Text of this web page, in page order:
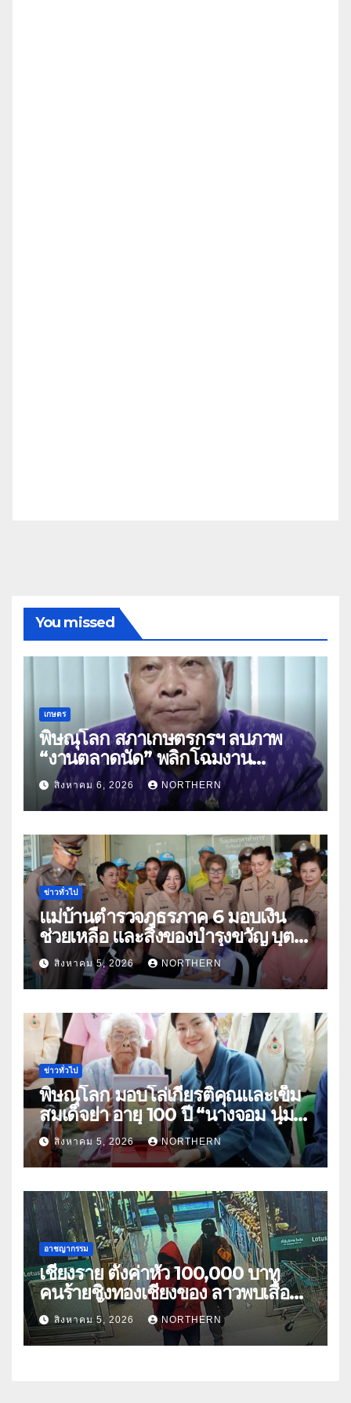
You missed
เกษตร
พิษณุโลก สภาเกษตรกรฯ ลบภาพ
“งานตลาดนัด” พลิกโฉมงาน
“เกษตรรุ่งเรืองเมืองสองแคว 69” มุ่ง
ประโยชน์เกษตรกร ดึงนวัตกรรม-จับ
คู่ธุรกิจดันสินค้าเกษตรสู่สากล (คลิป)
สิงหาคม 6, 2026 NORTHERN
ข่าวทั่วไป
แม่บ้านตำรวจภูธรภาค 6 มอบเงิน
ช่วยเหลือ และสิ่งของบำรุงขวัญ บุตร-
ธิดา ข้าราชการตำรวจจังหวัด
อุทัยธานี
สิงหาคม 5, 2026 NORTHERN
ข่าวทั่วไป
พิษณุโลก มอบโล่เกียรติคุณและเข็ม
สมเด็จย่า อายุ 100 ปี “นางจอม นุ่ม
เนตร” ตำบลบ้านกร่าง อำเภอเมือง
สิงหาคม 5, 2026 NORTHERN
อาชญากรรม
เชียงราย ตั้งค่าหัว 100,000 บาท
คนร้ายชิงทองเชียงของ ลาวพบเสื้อผ้า
คนร้ายตั้งจุดตรวจตามเส้นทาง
สิงหาคม 5, 2026 NORTHERN